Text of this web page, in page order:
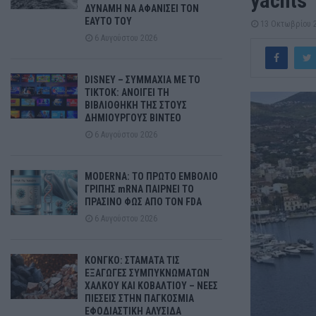
13 Οκτωβρίου
ΔΥΝΑΜΗ ΝΑ ΑΦΑΝΙΣΕΙ ΤΟΝ
ΕΑΥΤΟ ΤΟΥ
6 Αυγούστου 2026
DISNEY – ΣΥΜΜΑΧΙΑ ΜΕ ΤΟ
TIKTOK: ΑΝΟΙΓΕΙ ΤΗ
ΒΙΒΛΙΟΘΗΚΗ ΤΗΣ ΣΤΟΥΣ
ΔΗΜΙΟΥΡΓΟΥΣ ΒΙΝΤΕΟ
6 Αυγούστου 2026
MODERNA: ΤΟ ΠΡΩΤΟ ΕΜΒΟΛΙΟ
ΓΡΙΠΗΣ mRNA ΠΑΙΡΝΕΙ ΤΟ
ΠΡΑΣΙΝΟ ΦΩΣ ΑΠΟ ΤΟΝ FDA
6 Αυγούστου 2026
ΚΟΝΓΚΟ: ΣΤΑΜΑΤΑ ΤΙΣ
ΕΞΑΓΩΓΕΣ ΣΥΜΠΥΚΝΩΜΑΤΩΝ
ΧΑΛΚΟΥ ΚΑΙ ΚΟΒΑΛΤΙΟΥ – ΝΕΕΣ
ΠΙΕΣΕΙΣ ΣΤΗΝ ΠΑΓΚΟΣΜΙΑ
ΕΦΟΔΙΑΣΤΙΚΗ ΑΛΥΣΙΔΑ